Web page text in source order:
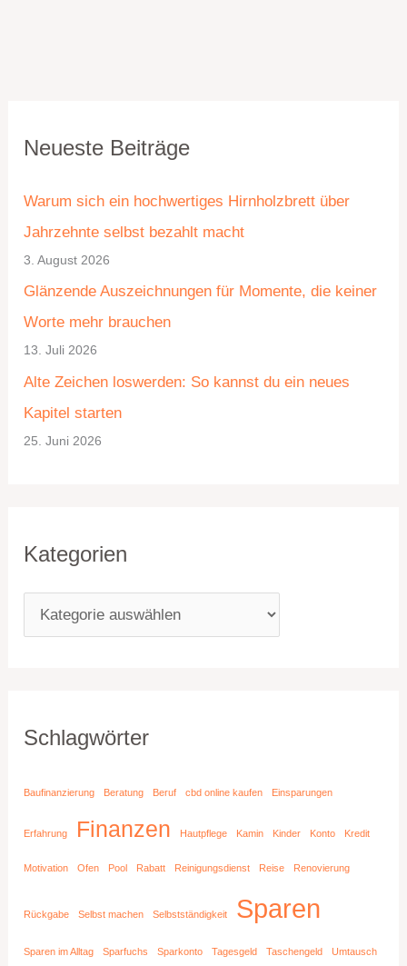
Neueste Beiträge
Warum sich ein hochwertiges Hirnholzbrett über
Jahrzehnte selbst bezahlt macht
3. August 2026
Glänzende Auszeichnungen für Momente, die keiner
Worte mehr brauchen
13. Juli 2026
Alte Zeichen loswerden: So kannst du ein neues
Kapitel starten
25. Juni 2026
Kategorien
a
e
g
o
r
i
n
Schlagwörter
Baufinanzierung Beratung Beruf cbd online kaufen Einsparungen
Erfahrung Finanzen Hautpflege Kamin Kinder Konto Kredit
Motivation Ofen Pool Rabatt Reinigungsdienst Reise Renovierung
Rückgabe Selbst machen Selbstständigkeit Sparen
Sparen im Alltag Sparfuchs Sparkonto Tagesgeld Taschengeld Umtausch
r
h
i
v